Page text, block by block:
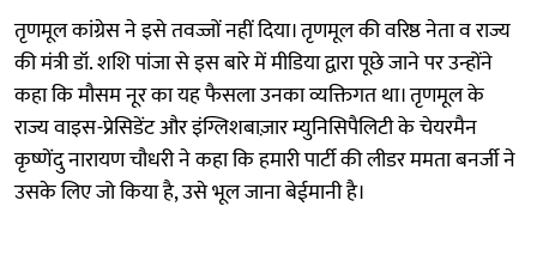
तृणमूल कांग्रेस ने इसे तवज्जों नहीं दिया। तृणमूल की वरिष्ठ नेता व राज्य
की मंत्री डॉ. शशि पांजा से इस बारे में मीडिया द्वारा पूछे जाने पर उन्होंने
कहा कि मौसम नूर का यह फैसला उनका व्यक्तिगत था। तृणमूल के
राज्य वाइस-प्रेसिडेंट और इंग्लिशबाज़ार म्युनिसिपैलिटी के चेयरमैन
कृष्णेंदु नारायण चौधरी ने कहा कि हमारी पार्टी की लीडर ममता बनर्जी ने
उसके लिए जो किया है, उसे भूल जाना बेईमानी है।